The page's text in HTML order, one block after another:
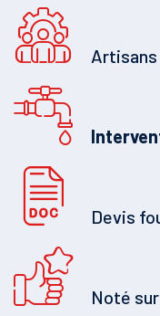
Artisans
Devis
Noté sur